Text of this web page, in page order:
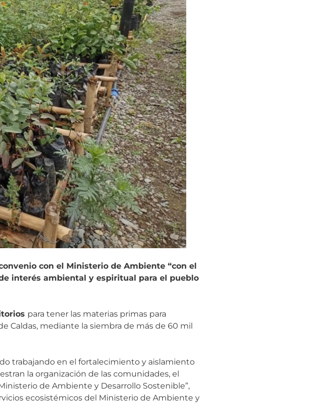
con el Ministerio de Ambiente “con el
interés ambiental y espiritual para el pueblo
para tener las materias primas para
Caldas, mediante la siembra de más de 60 mil
trabajando en el fortalecimiento y aislamiento
la organización de las comunidades, el
de Ambiente y Desarrollo Sostenible”,
ecosistémicos del Ministerio de Ambiente y